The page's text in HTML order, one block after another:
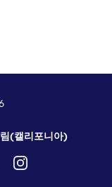
(캘리포니아)